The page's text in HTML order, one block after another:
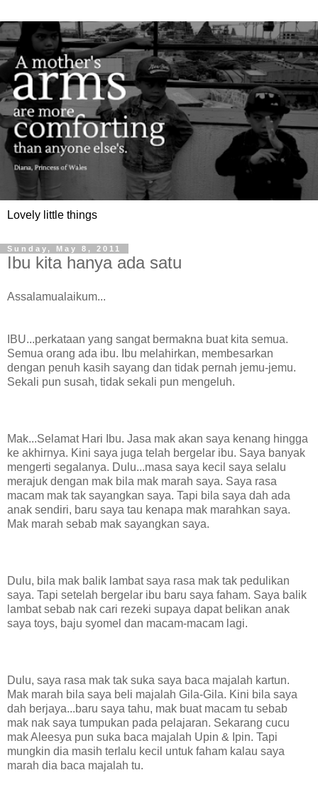
Lovely little things
Sunday, May 8, 2011
Ibu kita hanya ada satu
Assalamualaikum...
IBU...perkataan yang sangat bermakna buat kita semua.
Semua orang ada ibu. Ibu melahirkan, membesarkan
dengan penuh kasih sayang dan tidak pernah jemu-jemu.
Sekali pun susah, tidak sekali pun mengeluh.
Mak...Selamat Hari Ibu. Jasa mak akan saya kenang hingga
ke akhirnya. Kini saya juga telah bergelar ibu. Saya banyak
mengerti segalanya. Dulu...masa saya kecil saya selalu
merajuk dengan mak bila mak marah saya. Saya rasa
macam mak tak sayangkan saya. Tapi bila saya dah ada
anak sendiri, baru saya tau kenapa mak marahkan saya.
Mak marah sebab mak sayangkan saya.
Dulu, bila mak balik lambat saya rasa mak tak pedulikan
saya. Tapi setelah bergelar ibu baru saya faham. Saya balik
lambat sebab nak cari rezeki supaya dapat belikan anak
saya toys, baju syomel dan macam-macam lagi.
Dulu, saya rasa mak tak suka saya baca majalah kartun.
Mak marah bila saya beli majalah Gila-Gila. Kini bila saya
dah berjaya...baru saya tahu, mak buat macam tu sebab
mak nak saya tumpukan pada pelajaran. Sekarang cucu
mak Aleesya pun suka baca majalah Upin & Ipin. Tapi
mungkin dia masih terlalu kecil untuk faham kalau saya
marah dia baca majalah tu.